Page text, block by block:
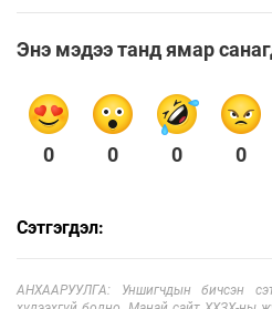
Энэ мэдээ танд ямар
0 0 0 0
Сэтгэгдэл:
АНХААРУУЛГА: Уншигчдын бичсэн